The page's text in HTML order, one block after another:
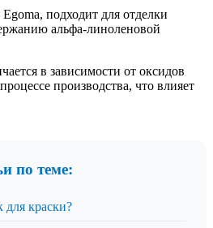
подходит для отделки
альфа-линоленовой
в зависимости от оксидов
производства, что влияет
по теме:
для краски?